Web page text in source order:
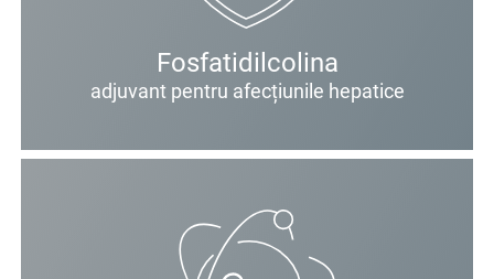
Fosfatidilcolina
adjuvant pentru afecțiunile hepatice